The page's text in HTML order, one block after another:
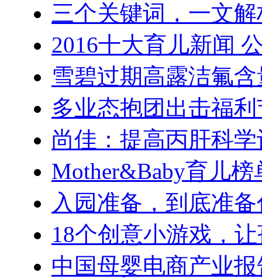
三个关键词，一文
2016十大育儿新闻
雪碧过期高露洁氟
多业态抱团出击福
尚佳：提高丙肝科
Mother&Baby育儿
入园准备，到底准
18个创意小游戏，
中国母婴电商产业